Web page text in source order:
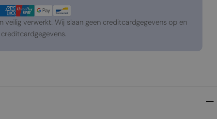
veilig verwerkt. Wij slaan geen creditcardgegevens op en